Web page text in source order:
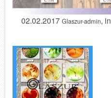
02.02.2017 Glaszur-admin, in